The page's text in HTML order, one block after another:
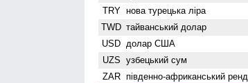
TRY нова турецька ліра
TWD тайванський долар
USD долар США
UZS узбецький сум
ZAR південно-африканський ренд